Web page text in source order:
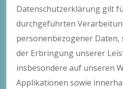
Datenschutzerklärung gilt
durchgeführten
personenbezogener Daten,
der Erbringung unserer
insbesondere auf unseren
Applikationen sowie